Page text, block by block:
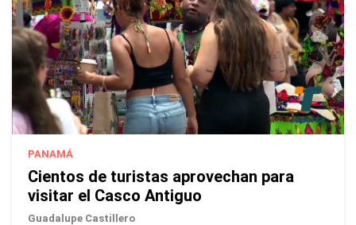
PANAMÁ
Cientos de turistas aprovechan para
visitar el Casco Antiguo
Guadalupe Castillero